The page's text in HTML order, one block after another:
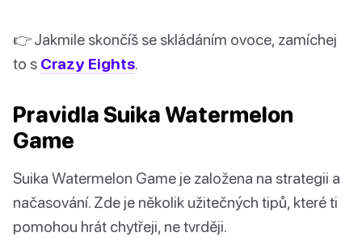
👉 Jakmile skončíš se skládáním ovoce, zamíchej
to s Crazy Eights.
Pravidla Suika Watermelon
Game
Suika Watermelon Game je založena na strategii a
načasování. Zde je několik užitečných tipů, které ti
pomohou hrát chytřeji, ne tvrději.